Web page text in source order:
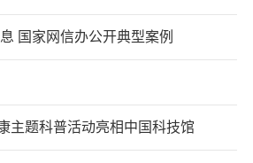
国家网信办公开典型案例
主题科普活动亮相中国科技馆